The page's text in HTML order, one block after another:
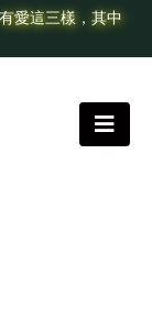
愛這三樣，其中